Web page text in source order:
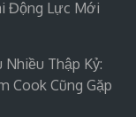
Động Lực Mới
Thập Kỷ:
Cook Cũng Gặp